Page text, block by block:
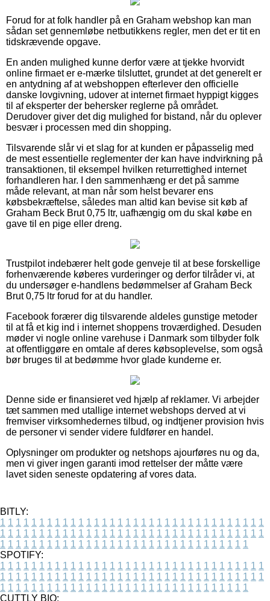
Forud for at folk handler på en Graham webshop kan man
sådan set gennemløbe netbutikkens regler, men det er tit en
tidskrævende opgave.
En anden mulighed kunne derfor være at tjekke hvorvidt
online firmaet er e-mærke tilsluttet, grundet at det generelt er
en antydning af at webshoppen efterlever den officielle
danske lovgivning, udover at internet firmaet hyppigt kigges
til af eksperter der behersker reglerne på området.
Derudover giver det dig mulighed for bistand, når du oplever
besvær i processen med din shopping.
Tilsvarende slår vi et slag for at kunden er påpasselig med
de mest essentielle reglementer der kan have indvirkning på
transaktionen, til eksempel hvilken returrettighed internet
forhandleren har. I den sammenhæng er det på samme
måde relevant, at man når som helst bevarer ens
købsbekræftelse, således man altid kan bevise sit køb af
Graham Beck Brut 0,75 ltr, uafhængig om du skal købe en
gave til en pige eller dreng.
Trustpilot indebærer helt gode genveje til at bese forskellige
forhenværende køberes vurderinger og derfor tilråder vi, at
du undersøger e-handlens bedømmelser af Graham Beck
Brut 0,75 ltr forud for at du handler.
Facebook forærer dig tilsvarende aldeles gunstige metoder
til at få et kig ind i internet shoppens troværdighed. Desuden
møder vi nogle online varehuse i Danmark som tilbyder folk
at offentliggøre en omtale af deres købsoplevelse, som også
bør bruges til at bedømme hvor glade kunderne er.
Denne side er finansieret ved hjælp af reklamer. Vi arbejder
tæt sammen med utallige internet webshops derved at vi
fremviser virksomhedernes tilbud, og indtjener provision hvis
de personer vi sender videre fuldfører en handel.
Oplysninger om produkter og netshops ajourføres nu og da,
men vi giver ingen garanti imod rettelser der måtte være
lavet siden seneste opdatering af vores data.
BITLY:
1 1 1 1 1 1 1 1 1 1 1 1 1 1 1 1 1 1 1 1 1 1 1 1 1 1 1 1 1 1 1 1 1 1
1 1 1 1 1 1 1 1 1 1 1 1 1 1 1 1 1 1 1 1 1 1 1 1 1 1 1 1 1 1 1 1 1 1
1 1 1 1 1 1 1 1 1 1 1 1 1 1 1 1 1 1 1 1 1 1 1 1 1 1 1 1 1 1 1 1
SPOTIFY:
1 1 1 1 1 1 1 1 1 1 1 1 1 1 1 1 1 1 1 1 1 1 1 1 1 1 1 1 1 1 1 1 1 1
1 1 1 1 1 1 1 1 1 1 1 1 1 1 1 1 1 1 1 1 1 1 1 1 1 1 1 1 1 1 1 1 1 1
1 1 1 1 1 1 1 1 1 1 1 1 1 1 1 1 1 1 1 1 1 1 1 1 1 1 1 1 1 1 1 1
CUTTLY BIO: